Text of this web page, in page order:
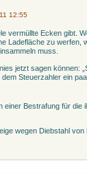
12:55
vermüllte Ecken gibt.
Ladefläche zu werfen,
muss.
jetzt sagen können:
Steuerzahler ein
einer Bestrafung für die
wegen Diebstahl